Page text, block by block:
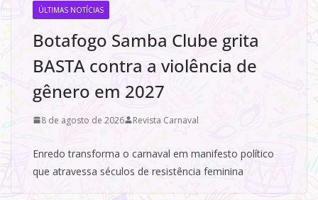
ÚLTIMAS NOTÍCIAS
Botafogo Samba Clube grita
BASTA contra a violência de
gênero em 2027
8 de agosto de 2026 Revista Carnaval
Enredo transforma o carnaval em manifesto político
que atravessa séculos de resistência feminina